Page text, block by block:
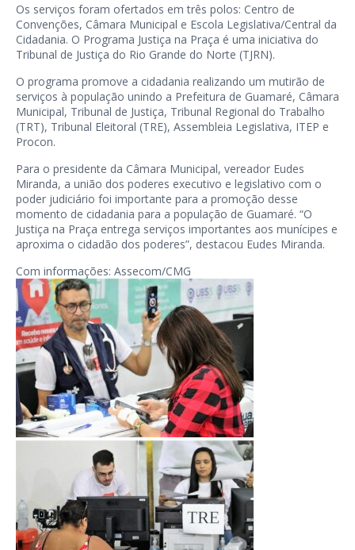
Os serviços foram ofertados em três polos: Centro de
Convenções, Câmara Municipal e Escola Legislativa/Central da
Cidadania. O Programa Justiça na Praça é uma iniciativa do
Tribunal de Justiça do Rio Grande do Norte (TJRN).
O programa promove a cidadania realizando um mutirão de
serviços à população unindo a Prefeitura de Guamaré, Câmara
Municipal, Tribunal de Justiça, Tribunal Regional do Trabalho
(TRT), Tribunal Eleitoral (TRE), Assembleia Legislativa, ITEP e
Procon.
Para o presidente da Câmara Municipal, vereador Eudes
Miranda, a união dos poderes executivo e legislativo com o
poder judiciário foi importante para a promoção desse
momento de cidadania para a população de Guamaré. “O
Justiça na Praça entrega serviços importantes aos munícipes e
aproxima o cidadão dos poderes”, destacou Eudes Miranda.
Com informações: Assecom/CMG